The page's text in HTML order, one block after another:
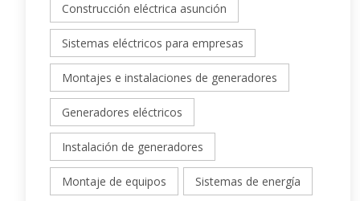
Construcción eléctrica asunción
Sistemas eléctricos para empresas
Montajes e instalaciones de generadores
Generadores eléctricos
Instalación de generadores
Montaje de equipos Sistemas de energía